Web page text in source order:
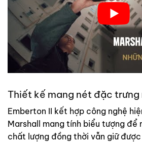
Thiết kế mang nét đặc trưng
Emberton II kết hợp công nghệ
Marshall mang tính biểu tượng để
chất lượng đồng thời vẫn giữ